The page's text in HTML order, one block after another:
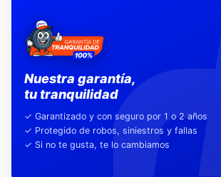
Nuestra garantía,
✓ Garantizado y con seguro por 1 o 2 años
✓ Protegido de robos, siniestros y fallas